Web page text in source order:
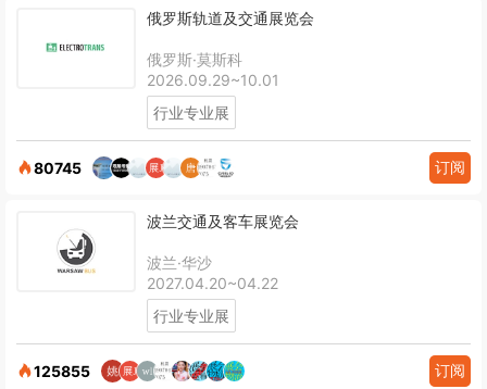
俄罗斯轨道及交通展览会
俄罗斯·莫斯科
2026.09.29~10.01
行业专业展
80745 订阅
波兰交通及客车展览会
波兰·华沙
2027.04.20~04.22
行业专业展
125855 订阅